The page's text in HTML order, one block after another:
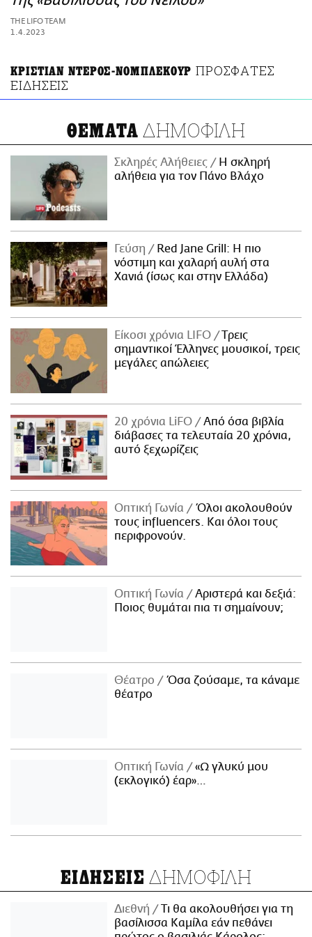
ΑΜΠΑ
PRINT
THE LIFO TEAM
1.4.2023
ΚΡΙΣΤΙΑΝ ΝΤΕΡΟΣ-ΝΟΜΠΛΕΚΟΥΡ ΠΡΟΣΦΑΤΕΣ
ΕΙΔΗΣΕΙΣ
ΘΕΜΑΤΑ ΔΗΜΟΦΙΛΗ
Σκληρές Αλήθειες
H σκληρή
αλήθεια για τον Πάνο Βλάχο
Γεύση
Red Jane Grill: Η πιο
νόστιμη και χαλαρή αυλή στα
Χανιά (ίσως και στην Ελλάδα)
Είκοσι χρόνια LIFO
Tρεις
σημαντικοί Έλληνες μουσικοί, τρεις
μεγάλες απώλειες
20 χρόνια LiFO
Από όσα βιβλία
διάβασες τα τελευταία 20 χρόνια,
αυτό ξεχωρίζεις
Οπτική Γωνία
Όλοι ακολουθούν
τους influencers. Και όλοι τους
περιφρονούν.
Οπτική Γωνία
Αριστερά και δεξιά:
Ποιος θυμάται πια τι σημαίνουν;
Θέατρο
Όσα ζούσαμε, τα κάναμε
θέατρο
Οπτική Γωνία
«Ω γλυκύ μου
(εκλογικό) έαρ»…
ΕΙΔΗΣΕΙΣ ΔΗΜΟΦΙΛΗ
Διεθνή
Τι θα ακολουθήσει για τη
βασίλισσα Καμίλα εάν πεθάνει